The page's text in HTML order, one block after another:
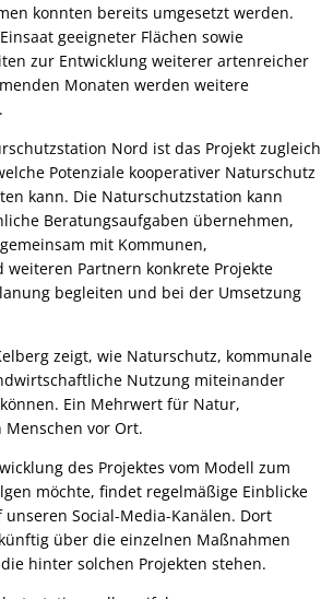
konnten bereits umgesetzt werden.
geeigneter Flächen sowie
zur Entwicklung weiterer artenreicher
Monaten werden weitere
Nord ist das Projekt zugleich
Potenziale kooperativer Naturschutz
kann. Die Naturschutzstation kann
Beratungsaufgaben übernehmen,
mit Kommunen,
weiteren Partnern konkrete Projekte
begleiten und bei der Umsetzung
zeigt, wie Naturschutz, kommunale
Nutzung miteinander
Ein Mehrwert für Natur,
vor Ort.
des Projektes vom Modell zum
möchte, findet regelmäßige Einblicke
Social-Media-Kanälen. Dort
über die einzelnen Maßnahmen
hinter solchen Projekten stehen.